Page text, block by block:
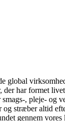
global
der har formet
, pleje- og
og stræber altid
gennem